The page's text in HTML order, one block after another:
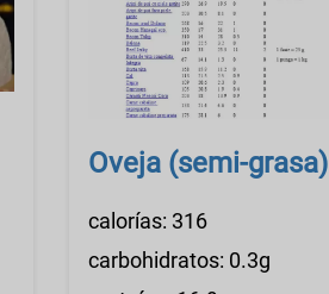
Oveja (semi-grasa)
calorías: 316
carbohidratos: 0.3g